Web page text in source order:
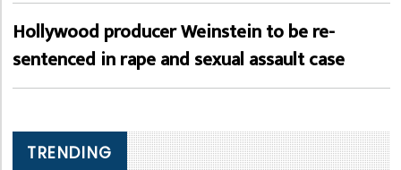
Hollywood producer Weinstein to be re-
sentenced in rape and sexual assault case
TRENDING